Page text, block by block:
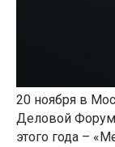
20 ноября в
Деловой
этого года –